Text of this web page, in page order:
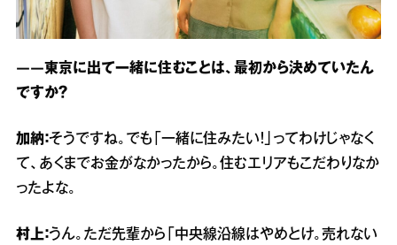
――東京に出て一緒に住むことは、最初から決めていたん
ですか？
加納：そうですね。でも「一緒に住みたい！」ってわけじゃなく
て、あくまでお金がなかったから。住むエリアもこだわりなか
ったよな。
村上：うん。ただ先輩から「中央線沿線はやめとけ。売れない